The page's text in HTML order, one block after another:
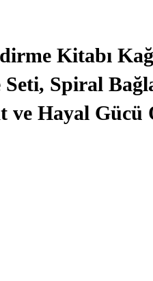
Kitabı
Spiral
ve Hayal Gücü